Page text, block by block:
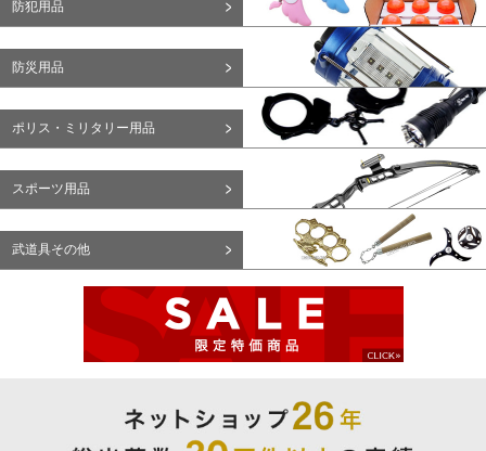
防犯用品
防災用品
ポリス・ミリタリー用品
スポーツ用品
武道具その他